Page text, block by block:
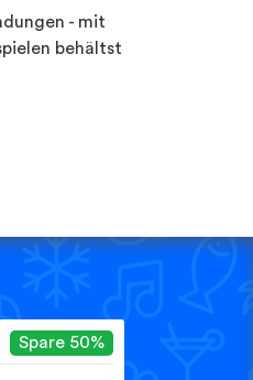
- mit
behältst
Spare 50%